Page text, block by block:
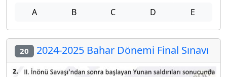
A B C D E
20 2024-2025 Bahar Dönemi Final Sınavı